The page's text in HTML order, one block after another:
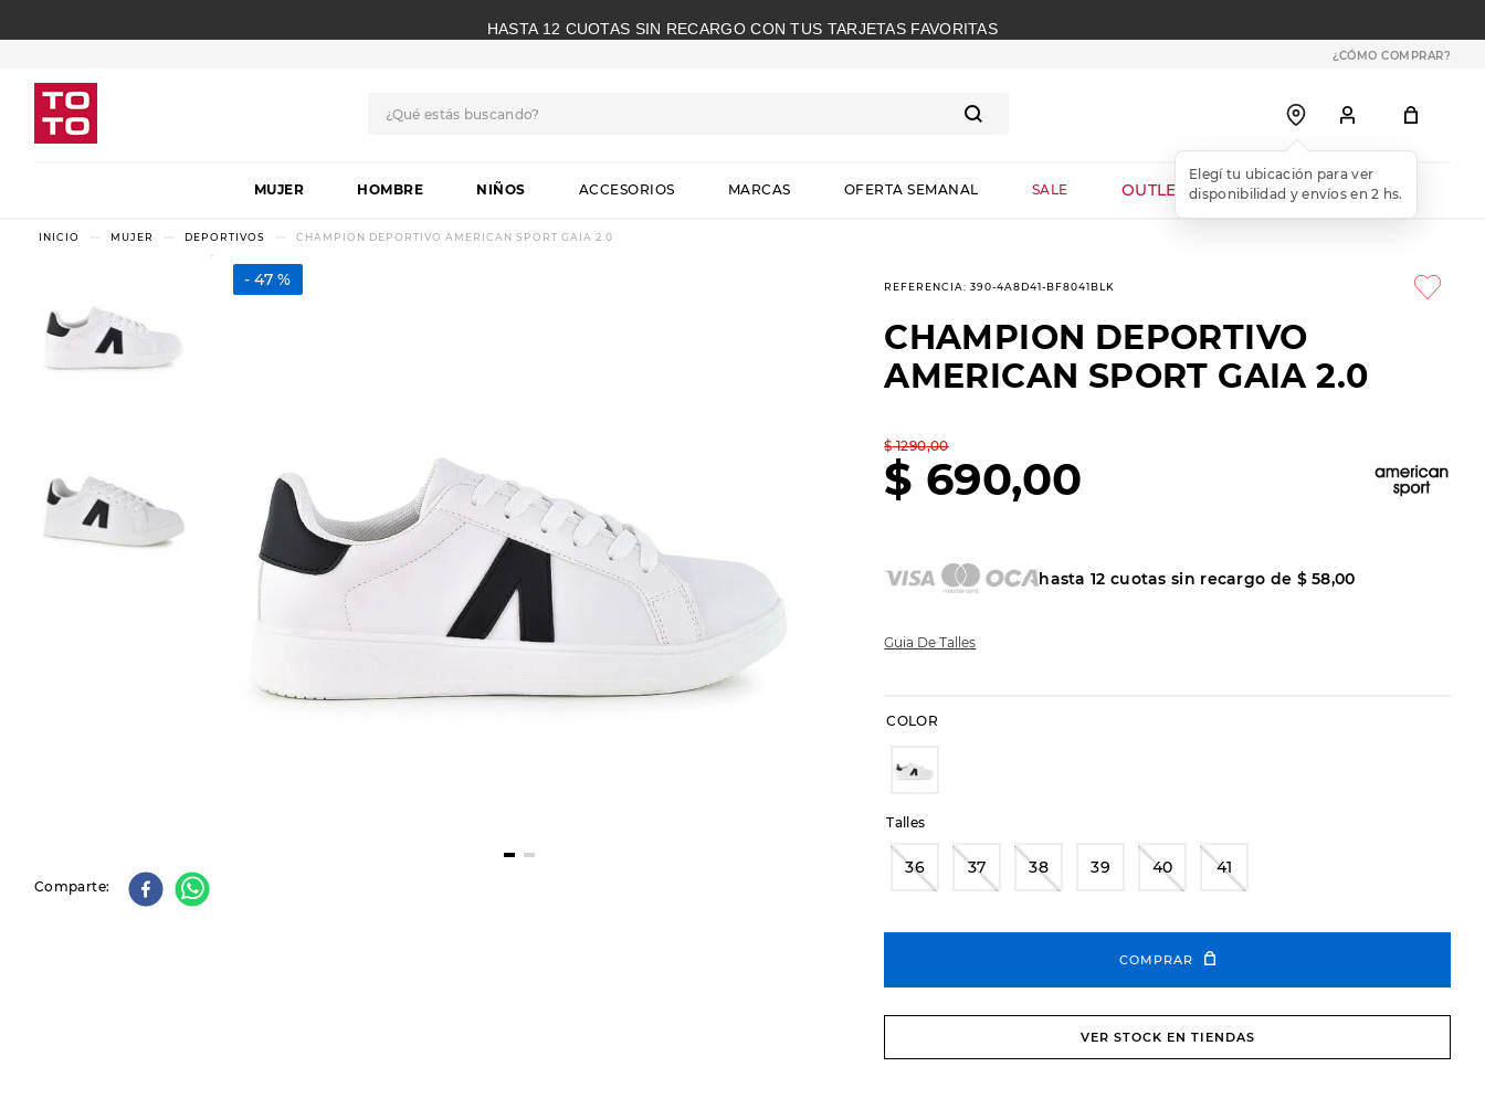
HASTA 12 CUOTAS SIN RECARGO CON TUS TARJETAS FAVORITAS
¿CÓMO COMPRAR?
MUJER HOMBRE NIÑOS ACCESORIOS MARCAS OFERTA SEMANAL SALE OUTLET WEB
MUJER DEPORTIVOS CHAMPION DEPORTIVO AMERICAN SPORT GAIA 2.0
47 %
Comparte
REFERENCIA:390-4A8D41-BF8041BLK
CHAMPION DEPORTIVO
AMERICAN SPORT GAIA 2.0
$ 1290,00
$ 690,00
hasta12 cuotas sin recargo de $ 58,00
Guia De Talles
COLOR
Talles
36 37 38 39 40 41
COMPRAR
VER STOCK EN TIENDAS
1.
botas
.
skechers
3.
9.
botas dama